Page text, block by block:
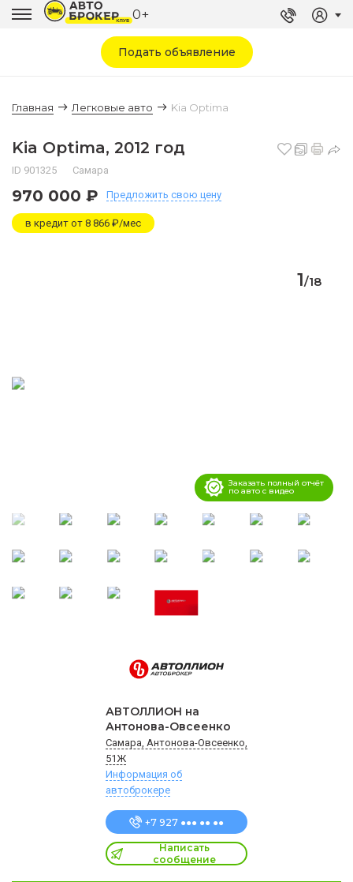
0+
Подать объявление
Главная Легковые авто Kia Optima
Kia Optima, 2012 год
ID 901325 Самара
970 000 ₽ Предложить свою цену
в кредит от 8 866 ₽/мес
Заказать полный отчёт
по авто с видео
1/18
АВТОЛЛИОН на
Антонова-Овсеенко
Самара, Антонова-Овсеенко,
51Ж
Информация об
автоброкере
+7 927 ●●● ●● ●●
Написать
сообщение